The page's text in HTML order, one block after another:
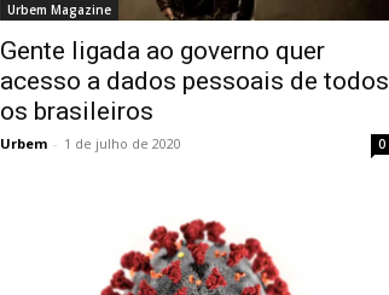
Urbem Magazine
Gente ligada ao governo quer
acesso a dados pessoais de todos
os brasileiros
Urbem - 1 de julho de 2020 0